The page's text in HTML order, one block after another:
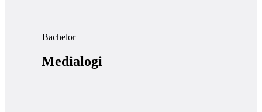
Bachelor
Medialogi